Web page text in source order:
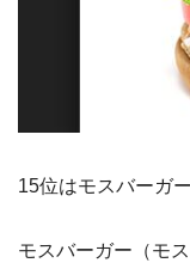
15位はモスバーガ
モスバーガー（モ